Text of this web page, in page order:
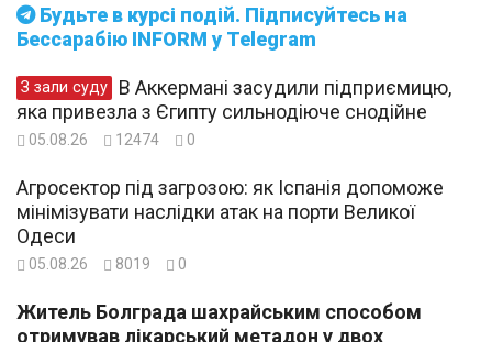
Будьте в курсі подій. Підписуйтесь на
Бессарабію INFORM у Telegram
З зали суду
яка привезла з Єгипту сильнодіюче снодійне
05.08.26 12474 0
Агросектор під загрозою: як Іспанія допоможе
мінімізувати наслідки атак на порти Великої
Одеси
05.08.26 8019 0
Житель Болграда шахрайським способом
отримував лікарський метадон у двох